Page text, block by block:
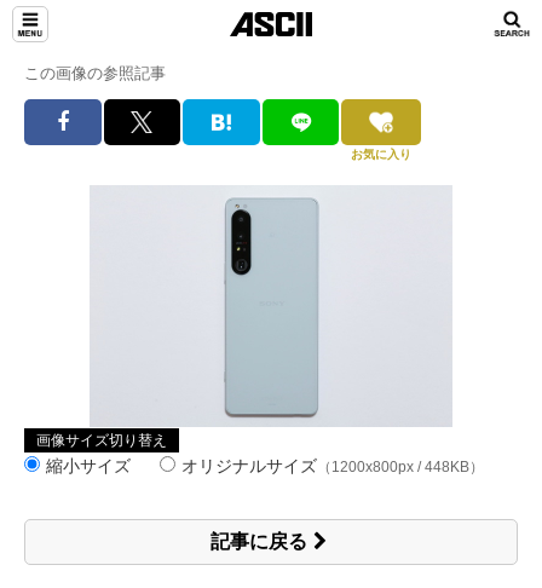
この画像の参照記事
お気に入り
画像サイズ切り替え
縮小サイズ オリジナルサイズ （1200x800px / 448KB）
記事に戻る